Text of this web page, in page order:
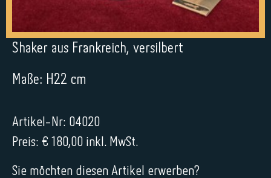
Shaker aus Frankreich, versilbert
Maße: H22 cm
Artikel-Nr: 04020
Preis: € 180,00 inkl. MwSt.
Sie möchten diesen Artikel erwerben?